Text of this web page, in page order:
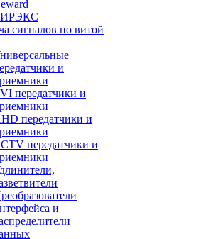
сигналов по витой
и
передатчики и
передатчики и
передатчики и
и